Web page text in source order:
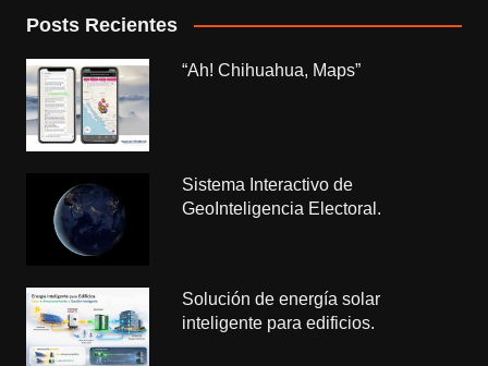
Posts Recientes
“Ah! Chihuahua, Maps”
Sistema Interactivo de
GeoInteligencia Electoral.
Solución de energía solar
inteligente para edificios.